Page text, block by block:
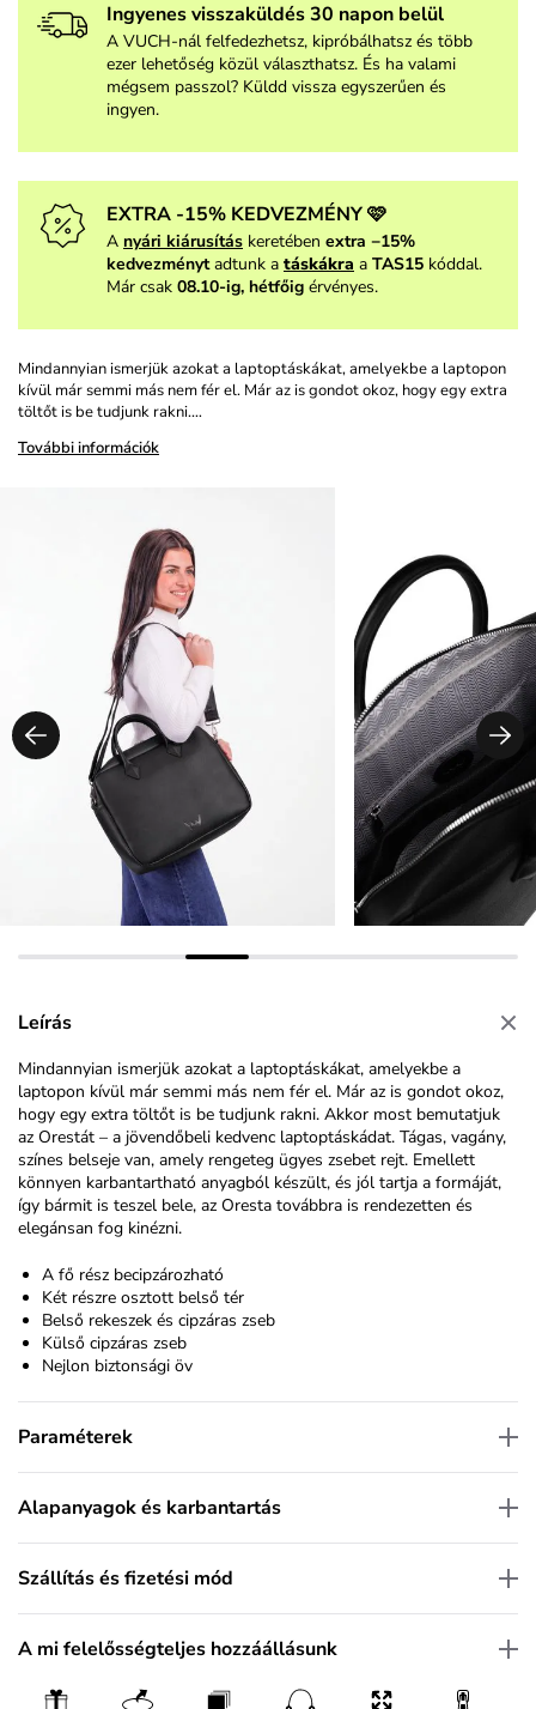
Ingyenes visszaküldés 30 napon belül
A VUCH-nál felfedezhetsz, kipróbálhatsz és több
ezer lehetőség közül választhatsz. És ha valami
mégsem passzol? Küldd vissza egyszerűen és
ingyen.
EXTRA -15% KEDVEZMÉNY 🩷
A nyári kiárusítás keretében extra −15%
kedvezménytadtunk a táskákra a TAS15 kóddal.
Már csak 08.10-ig, hétfőig érvényes.
Mindannyian ismerjük azokat a laptoptáskákat, amelyekbe a laptopon
kívül már semmi más nem fér el. Már az is gondot okoz, hogy egy extra
töltőt is be tudjunk rakni.…
További információk
Leírás
Mindannyian ismerjük azokat a laptoptáskákat, amelyekbe a
laptopon kívül már semmi más nem fér el. Már az is gondot okoz,
hogy egy extra töltőt is be tudjunk rakni. Akkor most bemutatjuk
az Orestát – a jövendőbeli kedvenc laptoptáskádat. Tágas, vagány,
színes belseje van, amely rengeteg ügyes zsebet rejt. Emellett
könnyen karbantartható anyagból készült, és jól tartja a formáját,
így bármit is teszel bele, az Oresta továbbra is rendezetten és
elegánsan fog kinézni.
A fő rész becipzározható
Két részre osztott belső tér
Belső rekeszek és cipzáras zseb
Külső cipzáras zseb
Nejlon biztonsági öv
Paraméterek
Alapanyagok és karbantartás
Szállítás és fizetési mód
A mi felelősségteljes hozzáállásunk